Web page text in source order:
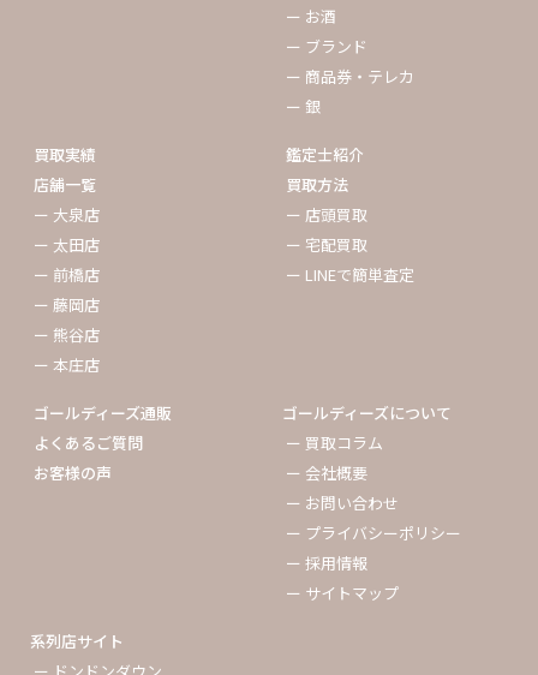
ー お酒
ー ブランド
ー 商品券・テレカ
ー 銀
買取実績
店舗一覧
ー 大泉店
ー 太田店
ー 前橋店
ー 藤岡店
ー 熊谷店
ー 本庄店
鑑定士紹介
買取方法
ー 店頭買取
ー 宅配買取
ー LINEで簡単査定
ゴールディーズ通販
よくあるご質問
お客様の声
ゴールディーズについて
ー 買取コラム
ー 会社概要
ー お問い合わせ
ー プライバシーポリシー
ー 採用情報
ー サイトマップ
系列店サイト